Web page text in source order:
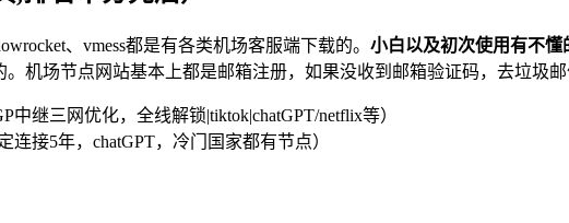
、vmess都是有各类机场客服端下载的。 小白以及初次使用有不懂
机场节点网站基本上都是邮箱注册，如果没收到邮箱验证码，去垃圾邮
中继三网优化，全线解锁|tiktok|chatGPT/netflix等）
接5年，chatGPT，冷门国家都有节点）